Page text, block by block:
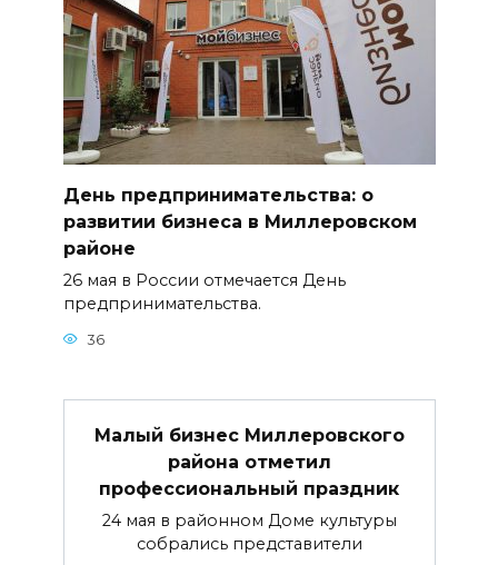
День предпринимательства: о
развитии бизнеса в Миллеровском
районе
26 мая в России отмечается День
предпринимательства.
36
Малый бизнес Миллеровского
района отметил
профессиональный праздник
24 мая в районном Доме культуры
собрались представители